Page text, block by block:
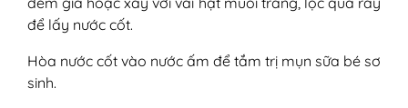
để lấy nước cốt.
Hòa nước cốt vào nước ấm để tắm trị mụn sữa bé sơ
sinh.